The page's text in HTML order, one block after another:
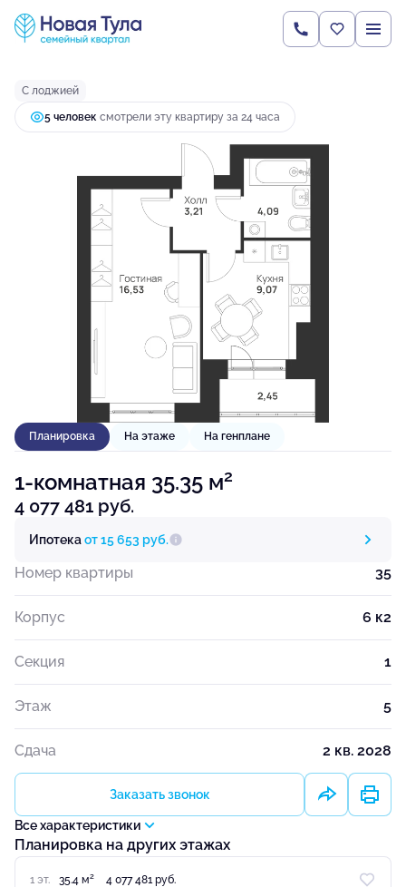
1-комнатная35.35 м 4 077 481 руб.
Ипотекаот 15 653 руб.
С лоджией
5 человек смотрели эту квартиру за 24 часа
Планировка На этаже На генплане
1-комнатная 35.35 м2
4 077 481 руб.
Ипотекаот 15 653 руб.
Номер квартиры 35
Корпус 6 к2
Секция 1
Этаж 5
Сдача 2 кв. 2028
Заказать звонок
Все характеристики
Планировка на других этажах
1 эт. 35.4 м2 4 077 481 руб.